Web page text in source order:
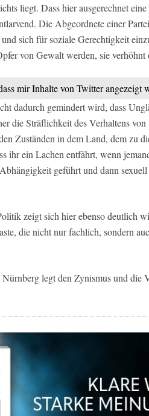
liegt. Dass hier ausgerechnet
Die Abgeordnete einer
sich für soziale Gerechtigkeit
von Gewalt werden, sie verhöhnt
mir Inhalte von Twitter angezeigt
dadurch gemindert wird, dass
die Sträflichkeit des Verhaltens
Zuständen in dem Land, dem zu
ihr ein Lachen entfährt, wenn
geführt und dann sexuell
zeigt sich hier ebenso deutlich
die nicht nur fachlich, sondern
legt den Zynismus und die